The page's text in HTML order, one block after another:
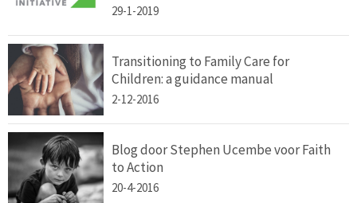
29-1-2019
Transitioning to Family Care for
Children: a guidance manual
2-12-2016
Blog door Stephen Ucembe voor Faith
to Action
20-4-2016